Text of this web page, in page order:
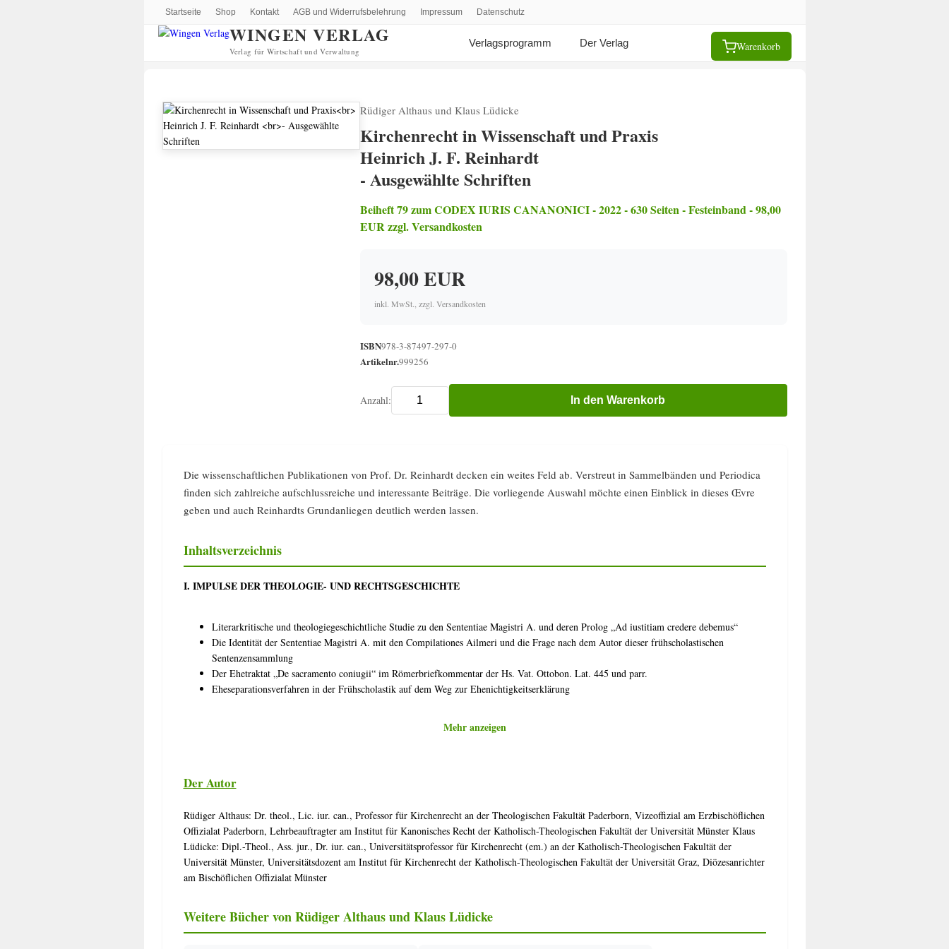
WINGEN VERLAG
Verlag für Wirtschaft und Verwaltung
Startseite Shop Kontakt AGB und Widerrufsbelehrung Impressum Datenschutz
Verlagsprogramm Der Verlag Warenkorb
Rüdiger Althaus und Klaus Lüdicke
Kirchenrecht in Wissenschaft und Praxis
Heinrich J. F. Reinhardt
- Ausgewählte Schriften
Beiheft 79 zum CODEX IURIS CANANONICI - 2022 - 630 Seiten - Festeinband - 98,00
EUR zzgl. Versandkosten
98,00 EUR
inkl. MwSt., zzgl. Versandkosten
ISBN978-3-87497-297-0
Artikelnr.999256
Anzahl: In den Warenkorb
Die wissenschaftlichen Publikationen von Prof. Dr. Reinhardt decken ein weites Feld ab. Verstreut in Sammelbänden und Periodica
finden sich zahlreiche aufschlussreiche und interessante Beiträge. Die vorliegende Auswahl möchte einen Einblick in dieses Œvre
geben und auch Reinhardts Grundanliegen deutlich werden lassen.
Inhaltsverzeichnis
I. IMPULSE DER THEOLOGIE- UND RECHTSGESCHICHTE
Literarkritische und theologiegeschichtliche Studie zu den Sententiae Magistri A. und deren Prolog „Ad iustitiam credere debemus“
Die Identität der Sententiae Magistri A. mit den Compilationes Ailmeri und die Frage nach dem Autor dieser frühscholastischen
Sentenzensammlung
Der Ehetraktat „De sacramento coniugii“ im Römerbriefkommentar der Hs. Vat. Ottobon. Lat. 445 und parr.
Eheseparationsverfahren in der Frühscholastik auf dem Weg zur Ehenichtigkeitserklärung
„Inwieweit verpflichten kirchliche Gesetze?“
Das orthodoxe Prinzip der „Oikonomia“ als Anfrage an das katholische Kirchenrecht
„Salus animarum suprema lex“ (c. 1752 CIC). Anspruch und Wirklichkeit des kanoni-schen Rechts
Menschenrechte/Christenrechte in der Kirche
Zur rechtlichen Stellung der Frau in der Katholischen Kirche
Communio und Excommunicatio. Ein Streitgespräch. Anfragen an Libero Gerosa
Das Recht der Gläubigen auf Sakramentenempfang. Eine kirchenrechtliche Fundamental-norm in der Schnittmenge von Dogmatik und
Mehr anzeigen
Der Autor
Rüdiger Althaus: Dr. theol., Lic. iur. can., Professor für Kirchenrecht an der Theologischen Fakultät Paderborn, Vizeoffizial am Erzbischöflichen
Offizialat Paderborn, Lehrbeauftragter am Institut für Kanonisches Recht der Katholisch-Theologischen Fakultät der Universität Münster Klaus
Lüdicke: Dipl.-Theol., Ass. jur., Dr. iur. can., Universitätsprofessor für Kirchenrecht (em.) an der Katholisch-Theologischen Fakultät der
Universität Münster, Universitätsdozent am Institut für Kirchenrecht der Katholisch-Theologischen Fakultät der Universität Graz, Diözesanrichter
am Bischöflichen Offizialat Münster
Weitere Bücher von Rüdiger Althaus und Klaus Lüdicke